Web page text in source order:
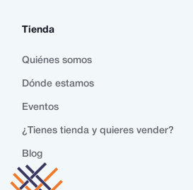
Tienda
Quiénes somos
Dónde estamos
Eventos
¿Tienes tienda y quieres vender?
Blog